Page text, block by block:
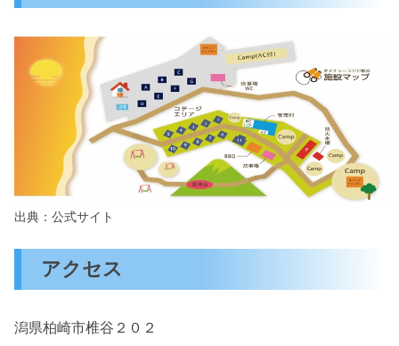
出典：公式サイト
アクセス
潟県柏崎市椎谷２０２